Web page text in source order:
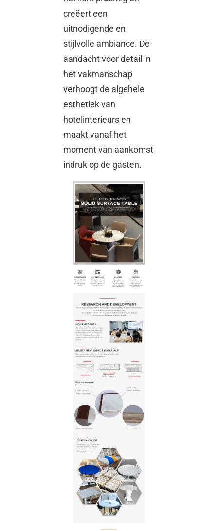
creëert een
uitnodigende en
stijlvolle ambiance. De
aandacht voor detail in
het vakmanschap
verhoogt de algehele
esthetiek van
hotelinterieurs en
maakt vanaf het
moment van aankomst
indruk op de gasten.